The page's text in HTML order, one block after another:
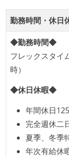
コード品質
本番にデプ
ーまたはペア
「リファク
いる
うにしている
提出された
が実行され
勤務時間・休日
◆勤務時間◆
フレックスタ
時）
◆休日休暇◆
年間休日
完全週休二
夏季、冬季
年次有給休